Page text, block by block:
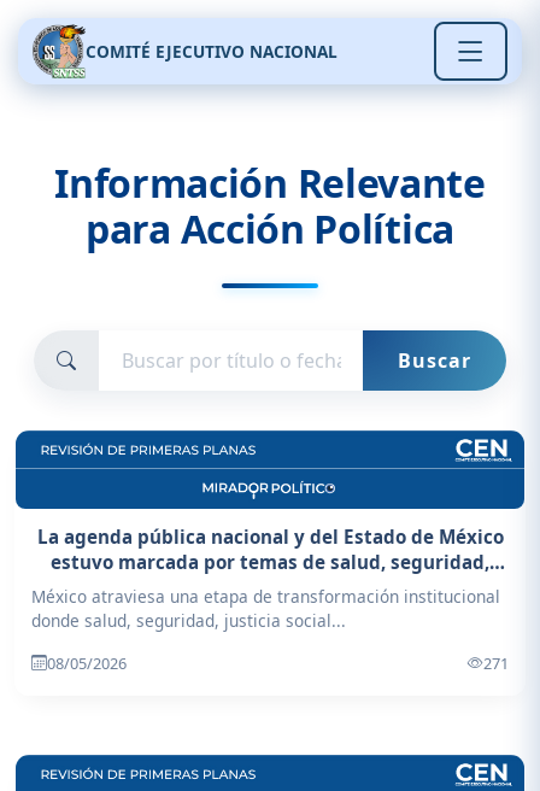
COMITÉ EJECUTIVO NACIONAL
Información Relevante
para Acción Política
Buscar
La agenda pública nacional y del Estado de México
estuvo marcada por temas de salud, seguridad,
justicia social y fortalecimiento institucional.
México atraviesa una etapa de transformación institucional
donde salud, seguridad, justicia social...
08/05/2026 271